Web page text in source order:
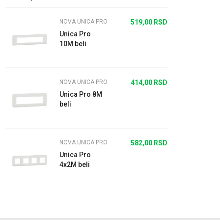
NOVA UNICA PRO
Unica Pro
10M beli
519,00 RSD
NOVA UNICA PRO
Unica Pro 8M
beli
414,00 RSD
NOVA UNICA PRO
Unica Pro
4x2M beli
582,00 RSD